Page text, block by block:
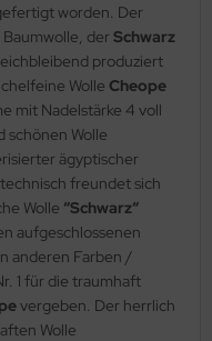
worden. Der
der Schwarz
produziert
Wolle Cheope
mit Nadelstärke 4 voll
schönen Wolle
ägyptischer
freundet sich
Wolle “Schwarz“
aufgeschlossenen
anderen Farben /
1 für die traumhaft
vergeben. Der herrlich
Wolle